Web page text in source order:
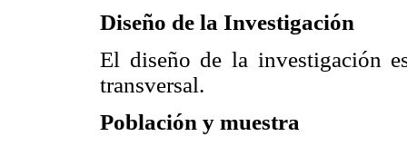
Diseño de la Investigación
El diseño de la investigación
transversal.
Población y muestra